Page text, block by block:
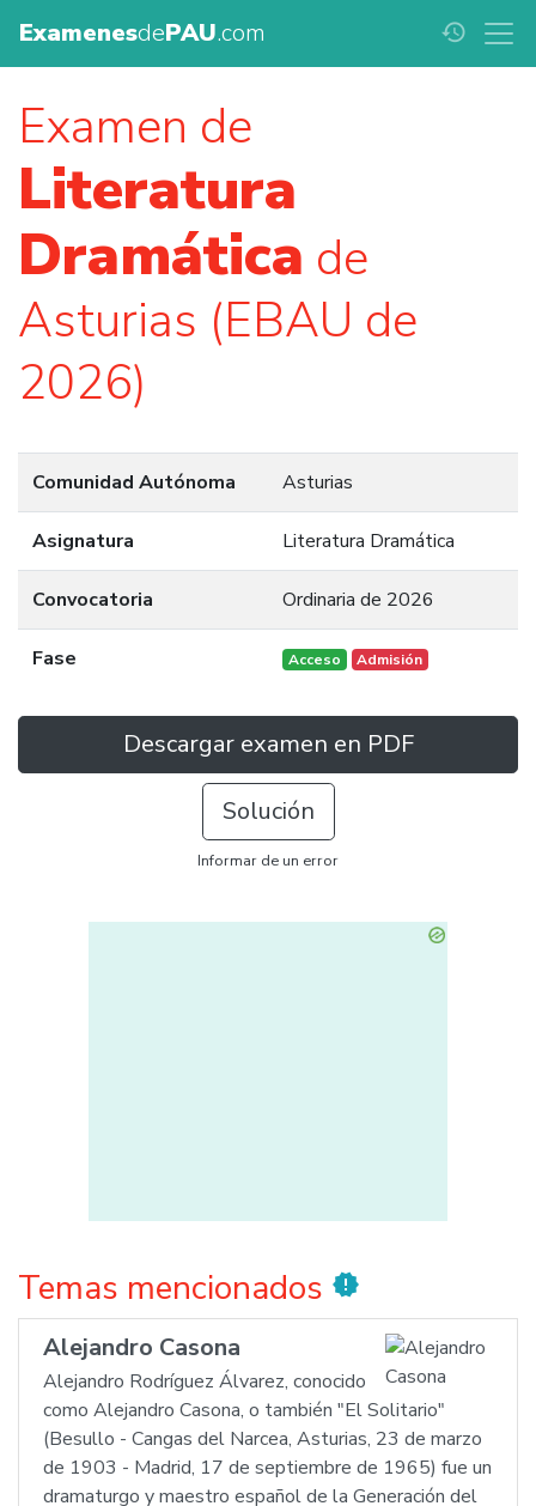
ExamenesdePAU.com history
Examen de
Literatura
Dramática de
Asturias (EBAU de
2026)
Comunidad Autónoma Asturias
Asignatura Literatura Dramática
Convocatoria Ordinaria de 2026
Fase Acceso Admisión
Descargar examen en PDF
Solución
Informar de un error
Temas mencionados new_releases
Alejandro Casona
Alejandro Rodríguez Álvarez, conocido
como Alejandro Casona, o también "El Solitario"
(Besullo - Cangas del Narcea, Asturias, 23 de marzo
de 1903 - Madrid, 17 de septiembre de 1965) fue un
dramaturgo y maestro español de la Generación del